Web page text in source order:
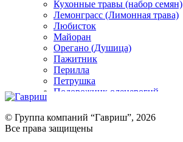
Кухонные травы (набор семян)
Лемонграсс (Лимонная трава)
Любисток
Майоран
Орегано (Душица)
Пажитник
Перилла
Петрушка
Подорожник оленерогий
Ревень
Рукола
Рута
© Группа компаний “Гавриш”, 2026
Все права защищены